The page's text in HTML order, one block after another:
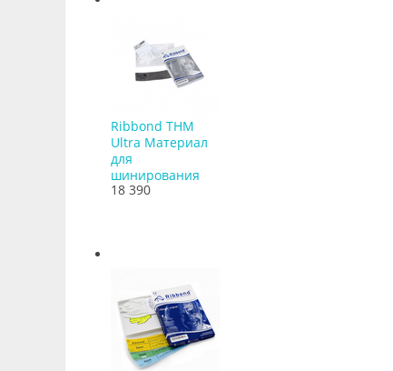
Ribbond THM
Ultra Материал
для
шинирования
18 390